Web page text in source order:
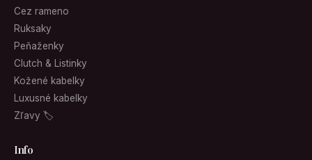
Cez rameno
Ruksaky
Peňaženky
Clutch & Listinky
Kožené kabelky
Luxusné kabelky
Zľavy 🏷
Info